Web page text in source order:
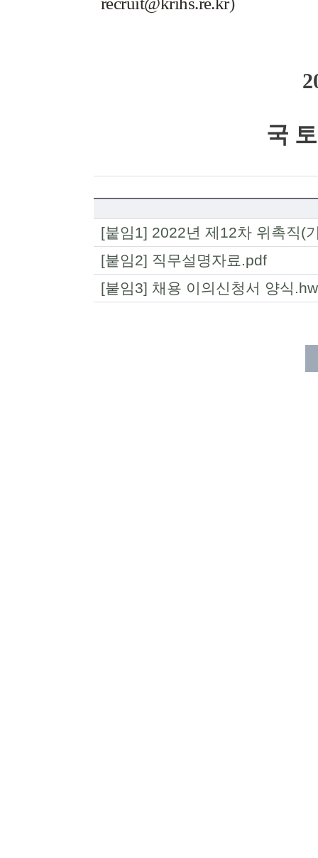
국
[붙임1] 2022년 제12차 위촉직(
[붙임2] 직무설명자료.pdf
[붙임3] 채용 이의신청서 양식